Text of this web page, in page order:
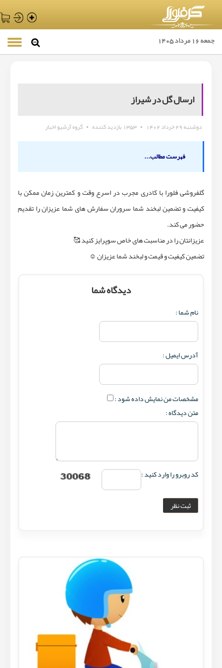
جمعه 16 مرداد 1405
ارسال گل در شیراز
دوشنبه 29 خرداد 1402 •
• گروه آرشیو اخبار
فهرست مطالب...
گلفروشی فلورا با کادری مجرب در اسرع وقت و کمترین زمان ممکن با
کیفیت و تضمین لبخند شما سروران سفارش های شما عزیزان را تقدیم
حضور می کند.
عزیزانتان را در مناسبت های خاص سوپرایز کنید 🥰
تضمین کیفیت و قیمت و لبخند شما عزیزان ☺️
دیدگاه شما
نام شما :
آدرس ایمیل :
مشخصات من نمایش داده شود :
متن دیدگاه :
کد روبرو را وارد کنید :